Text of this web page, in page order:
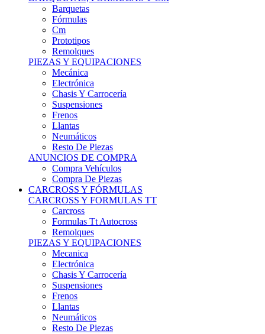
Barquetas
Fórmulas
Cm
Prototipos
Remolques
PIEZAS Y EQUIPACIONES
Mecánica
Electrónica
Chasis Y Carrocería
Suspensiones
Frenos
Llantas
Neumáticos
Resto De Piezas
ANUNCIOS DE COMPRA
Compra Vehículos
Compra De Piezas
CARCROSS Y FÓRMULAS
CARCROSS Y FORMULAS TT
Carcross
Formulas Tt Autocross
Remolques
PIEZAS Y EQUIPACIONES
Mecanica
Electrónica
Chasis Y Carrocería
Suspensiones
Frenos
Llantas
Neumáticos
Resto De Piezas